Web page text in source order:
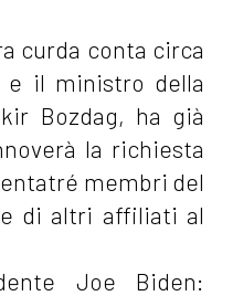
curda conta circa
e il ministro della
Bozdag, ha già
la richiesta
membri del
di altri affiliati al
Joe Biden: